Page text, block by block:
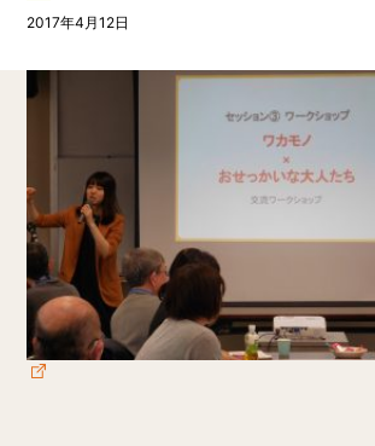
2017年4月12日